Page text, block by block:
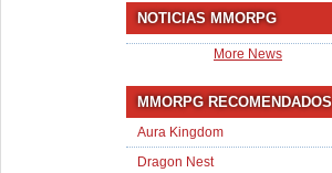
NOTICIAS MMORPG
More News
MMORPG RECOMENDADOS
Aura Kingdom
Dragon Nest